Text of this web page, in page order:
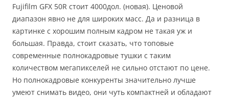
Fujifilm GFX 50R стоит 4000дол. (новая). Ценовой
диапазон явно не для широких масс. Да и разница в
картинке с хорошим полным кадром не такая уж и
большая. Правда, стоит сказать, что топовые
современные полнокадровые тушки с таким
количеством мегапикселей не сильно отстают по цене.
Но полнокадровые конкуренты значительно лучше
умеют снимать видео, они чуть компактней и обладают